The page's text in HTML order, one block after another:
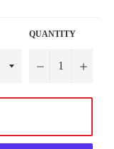
QUANTITY
− +